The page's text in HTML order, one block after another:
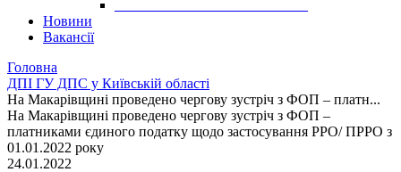
Новини
Вакансії
Головна
ДПІ ГУ ДПС у Київській області
На Макарівщині проведено чергову зустріч з ФОП – платн...
На Макарівщині проведено чергову зустріч з ФОП –
платниками єдиного податку щодо застосування РРО/ ПРРО з
01.01.2022 року
24.01.2022